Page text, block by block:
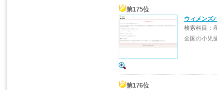
第175位
ウィメンズ
検索科目：
全国の小児
第176位